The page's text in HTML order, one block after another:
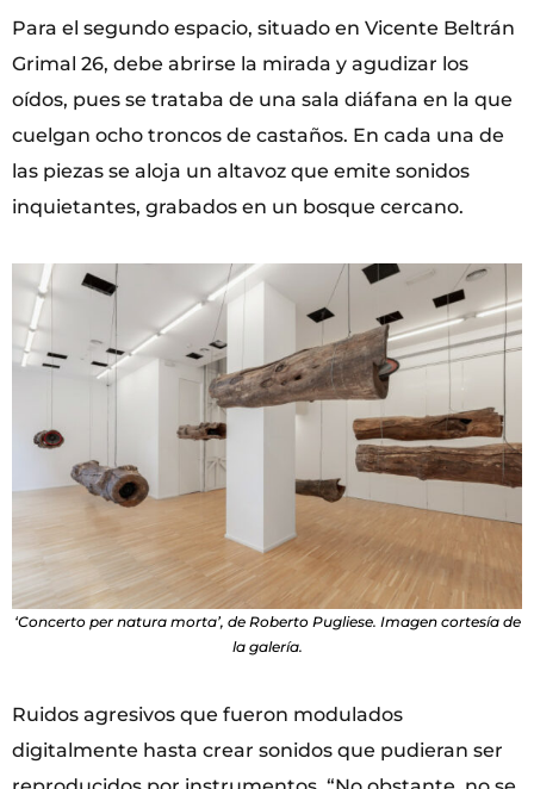
Para el segundo espacio, situado en Vicente Beltrán
Grimal 26, debe abrirse la mirada y agudizar los
oídos, pues se trataba de una sala diáfana en la que
cuelgan ocho troncos de castaños. En cada una de
las piezas se aloja un altavoz que emite sonidos
inquietantes, grabados en un bosque cercano.
‘Concerto per natura morta’, de Roberto Pugliese. Imagen cortesía de
la galería.
Ruidos agresivos que fueron modulados
digitalmente hasta crear sonidos que pudieran ser